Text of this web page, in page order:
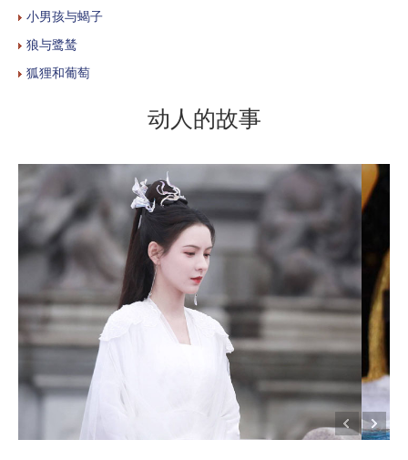
小男孩与蝎子
狼与鹭鸶
狐狸和葡萄
动人的故事